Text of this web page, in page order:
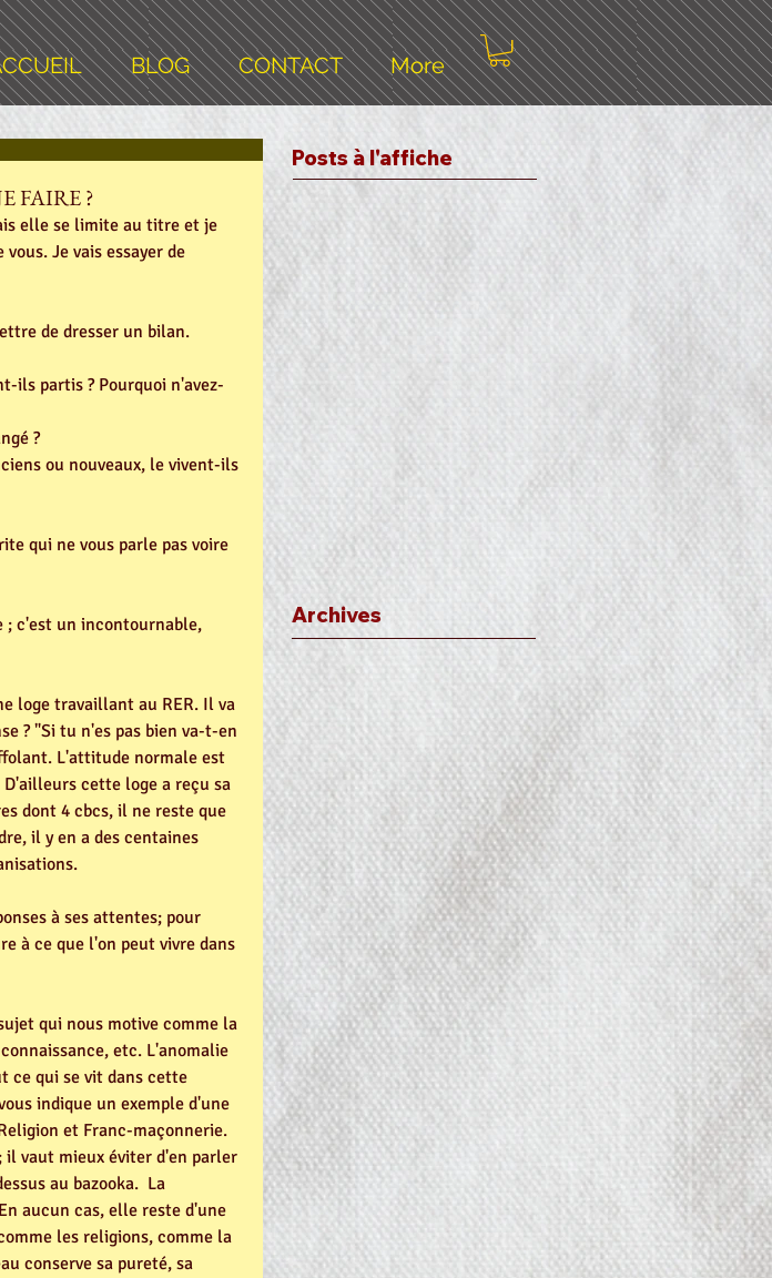
BLOG CONTACT More
FAIRE ?
elle se limite au titre et je
Je vais essayer de
de dresser un bilan.
ils partis ? Pourquoi n'avez-
?
ou nouveaux, le vivent-ils
qui ne vous parle pas voire
; c'est un incontournable,
loge travaillant au RER. Il va
? "Si tu n'es pas bien va-t-en
L'attitude normale est
cette loge a reçu sa
dont 4 cbcs, il ne reste que
il y en a des centaines
à ses attentes; pour
à ce que l'on peut vivre dans
qui nous motive comme la
etc. L'anomalie
ce qui se vit dans cette
indique un exemple d'une
et Franc-maçonnerie.
vaut mieux éviter d'en parler
au bazooka.  La
aucun cas, elle reste d'une
les religions, comme la
conserve sa pureté, sa
Posts à l'affiche
Archives